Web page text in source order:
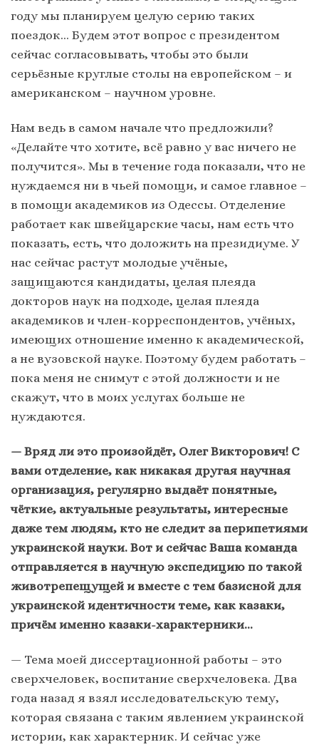
году мы планируем целую серию таких
поездок… Будем этот вопрос с президентом
сейчас согласовывать, чтобы это были
серьёзные круглые столы на европейском – и
американском – научном уровне.
Нам ведь в самом начале что предложили?
«Делайте что хотите, всё равно у вас ничего не
получится». Мы в течение года показали, что не
нуждаемся ни в чьей помощи, и самое главное –
в помощи академиков из Одессы. Отделение
работает как швейцарские часы, нам есть что
показать, есть, что доложить на президиуме. У
нас сейчас растут молодые учёные,
защищаются кандидаты, целая плеяда
докторов наук на подходе, целая плеяда
академиков и член-корреспондентов, учёных,
имеющих отношение именно к академической,
а не вузовской науке. Поэтому будем работать –
пока меня не снимут с этой должности и не
скажут, что в моих услугах больше не
нуждаются.
— Вряд ли это произойдёт, Олег Викторович! С
вами отделение, как никакая другая научная
организация, регулярно выдаёт понятные,
чёткие, актуальные результаты, интересные
даже тем людям, кто не следит за перипетиями
украинской науки. Вот и сейчас Ваша команда
отправляется в научную экспедицию по такой
животрепещущей и вместе с тем базисной для
украинской идентичности теме, как казаки,
причём именно казаки-характерники…
— Тема моей диссертационной работы – это
сверхчеловек, воспитание сверхчеловека. Два
года назад я взял исследовательскую тему,
которая связана с таким явлением украинской
истории, как характерник. И сейчас уже